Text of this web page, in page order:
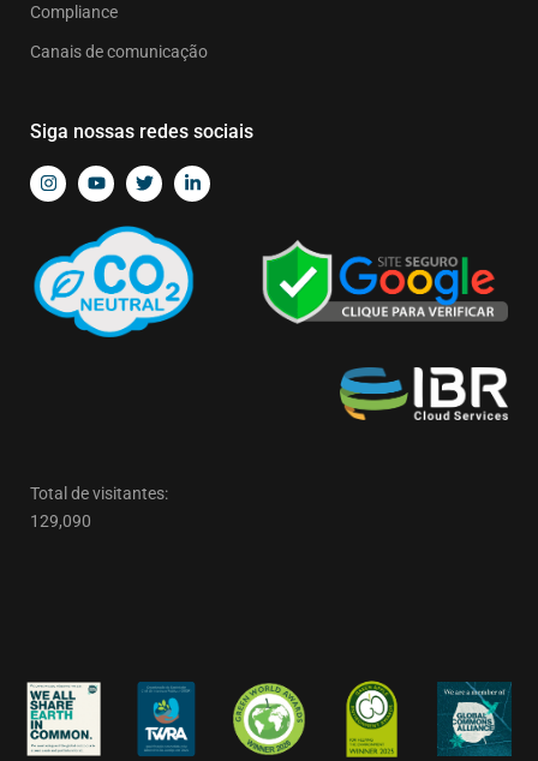
Compliance
Canais de comunicação
Siga nossas redes sociais
Total de visitantes:
129,090